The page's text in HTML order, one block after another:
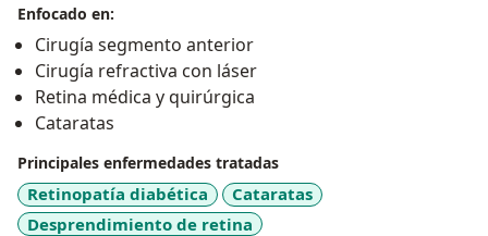
Enfocado en:
Cirugía segmento anterior
Cirugía refractiva con láser
Retina médica y quirúrgica
Cataratas
Principales enfermedades tratadas
Retinopatía diabética
Cataratas
Desprendimiento de retina